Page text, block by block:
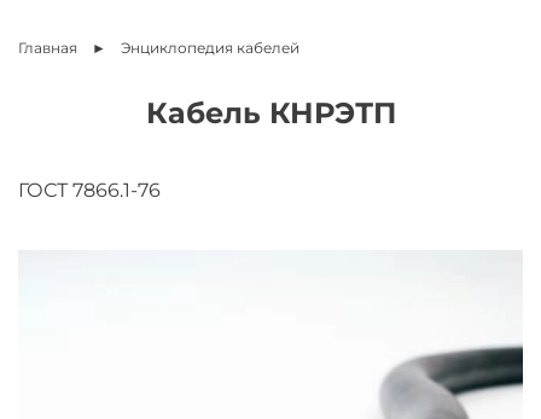
Главная Энциклопедия кабелей
Кабель КНРЭТП
ГОСТ 7866.1-76